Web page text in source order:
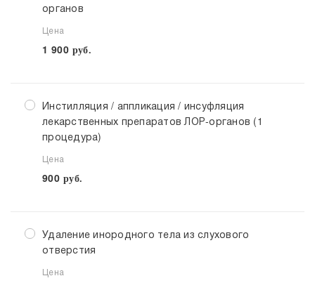
органов
Цена
1 900 руб.
Инстилляция / аппликация / инсуфляция
лекарственных препаратов ЛОР-органов (1
процедура)
Цена
900 руб.
Удаление инородного тела из слухового
отверстия
Цена